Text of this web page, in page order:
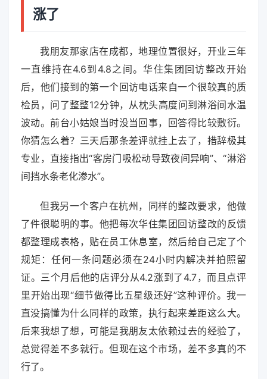
涨了
我朋友那家店在成都，地理位置很好，开业三年
一直维持在4.6到4.8之间。华住集团回访整改开始
后，他们接到的第一个回访电话来自一个很较真的质
检员，问了整整12分钟，从枕头高度问到淋浴间水温
波动。前台小姑娘当时没当回事，回答得比较敷衍。
你猜怎么着？三天后那条差评就挂上去了，措辞极其
专业，直接指出“客房门吸松动导致夜间异响”、“淋浴
间挡水条老化渗水”。
但我另一个客户在杭州，同样的整改要求，他做
了件很聪明的事。他把每次华住集团回访整改的反馈
都整理成表格，贴在员工休息室，然后给自己定了个
规矩：任何一条问题必须在24小时内解决并拍照留
证。三个月后他的店评分从4.2涨到了4.7，而且点评
里开始出现“细节做得比五星级还好”这种评价。我一
直没搞懂为什么同样的政策，执行起来差距这么大。
后来我想了想，可能是我朋友太依赖过去的经验了，
总觉得差不多就行。但现在这个市场，差不多真的不
行了。